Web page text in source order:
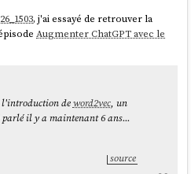
, j'ai essayé de retrouver la
Augmenter ChatGPT avec le
l'introduction deword2vec, un
il y a maintenant 6 ans...
source